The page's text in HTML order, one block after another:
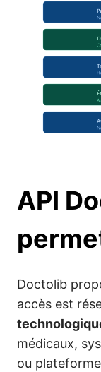
API
Doctolib
accès est
médicaux,
ou